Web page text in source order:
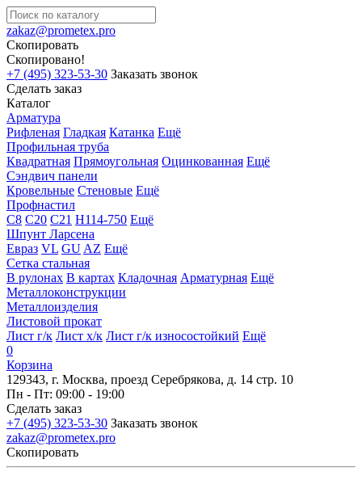
zakaz@prometex.pro
Скопировать
Скопировано!
+7 (495) 323-53-30 Заказать звонок
Сделать заказ
Каталог
Арматура
Рифленая Гладкая Катанка Ещё
Профильная труба
Квадратная Прямоугольная Оцинкованная Ещё
Сэндвич панели
Кровельные Стеновые Ещё
Профнастил
С8 С20 С21 Н114-750 Ещё
Шпунт Ларсена
Евраз VL GU AZ Ещё
Сетка стальная
В рулонах В картах Кладочная Арматурная Ещё
Металлоконструкции
Металлоизделия
Листовой прокат
Лист г/к Лист х/к Лист г/к износостойкий Ещё
0
Корзина
129343, г. Москва, проезд Серебрякова, д. 14 стр. 10
Пн - Пт: 09:00 - 19:00
Сделать заказ
+7 (495) 323-53-30 Заказать звонок
zakaz@prometex.pro
Скопировать